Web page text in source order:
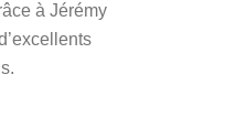
à Jérémy